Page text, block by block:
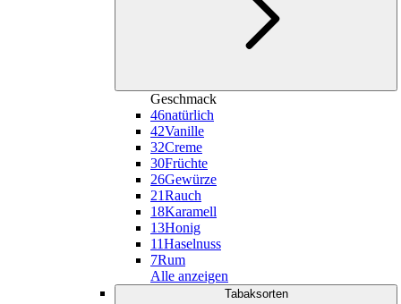
Geschmack
46natürlich
42Vanille
32Creme
30Früchte
26Gewürze
21Rauch
18Karamell
13Honig
11Haselnuss
7Rum
Alle anzeigen
Tabaksorten